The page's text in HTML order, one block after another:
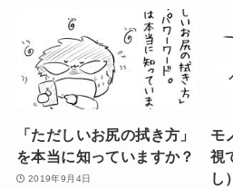
「ただしいお尻の拭き方」
を本当に知っていますか？
2019年9月4日
モ
視
し